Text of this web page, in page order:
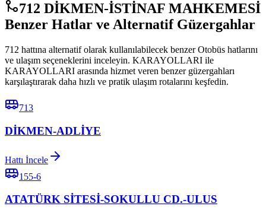
712 DİKMEN-İSTİNAF MAHKEMESİ
Benzer Hatlar ve Alternatif Güzergahlar
712 hattına alternatif olarak kullanılabilecek benzer Otobüs hatlarını
ve ulaşım seçeneklerini inceleyin. KARAYOLLARI ile
KARAYOLLARI arasında hizmet veren benzer güzergahları
karşılaştırarak daha hızlı ve pratik ulaşım rotalarını keşfedin.
713
DİKMEN-ADLİYE
Hattı İncele
155-6
ATATÜRK SİTESİ-SOKULLU CD.-ULUS